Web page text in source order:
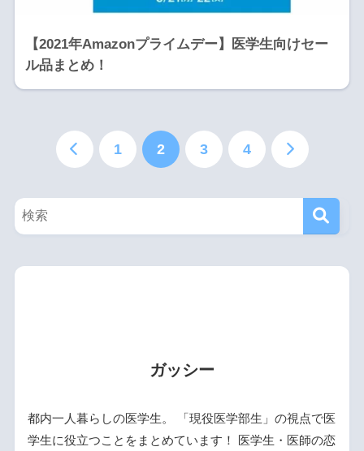
【2021年Amazonプライムデー】医学生向けセー
ル品まとめ！
1 2 3 4
ガッシー
都内一人暮らしの医学生。 「現役医学部生」の視点で医
学生に役立つことをまとめています！ 医学生・医師の恋